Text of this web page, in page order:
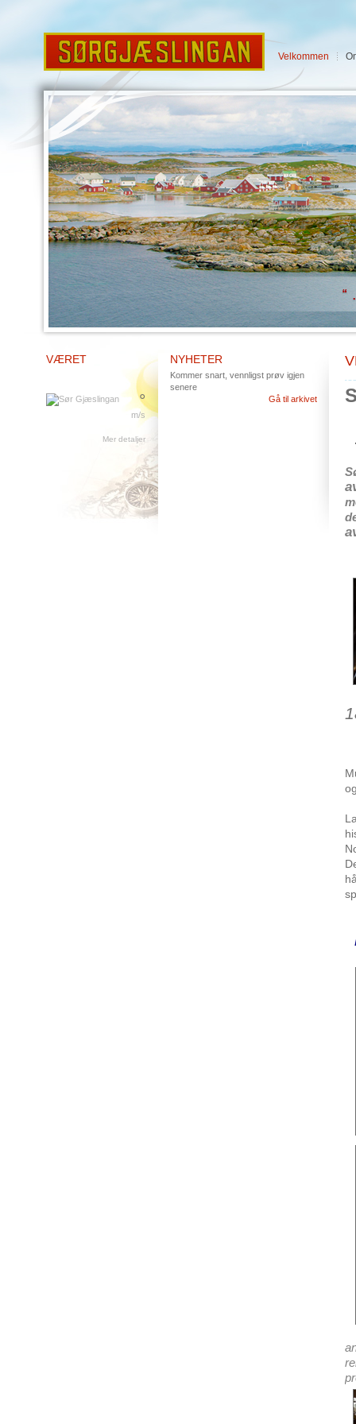
Velkommen
VÆRET
°
m/s
Mer detaljer
NYHETER
Kommer snart, vennligst prøv igjen
senere
Gå til arkivet